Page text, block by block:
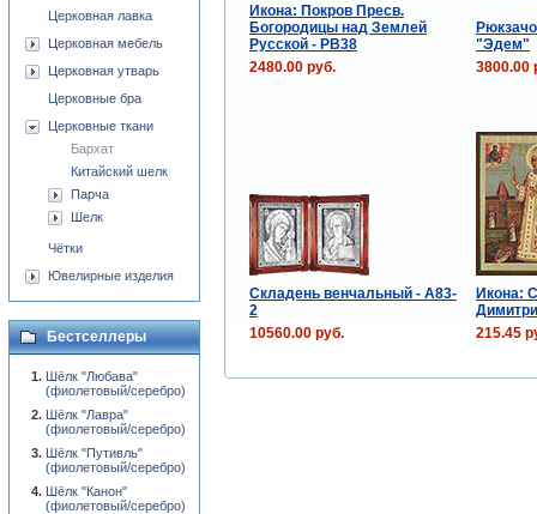
Икона: Покров Пресв.
Богородицы над Землей
Русской - PB38
"Эдем"
2480.00 руб.
3800.00
Складень венчальный - A83-
2
Икона:
10560.00 руб.
215.45
Церковная лавка
Церковная мебель
Церковная утварь
Церковные бра
Церковные ткани
Бархат
Китайский шелк
Парча
Шелк
Чётки
Ювелирные изделия
Бестселлеры
Шёлк "Любава"
(фиолетовый/серебро)
Шёлк "Лавра"
(фиолетовый/серебро)
Шёлк "Путивль"
(фиолетовый/серебро)
Шёлк "Канон"
(фиолетовый/серебро)